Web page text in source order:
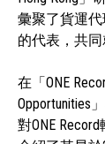
彙聚了貨運
的代表，共同
在「ONE
Opportunities
對ONE